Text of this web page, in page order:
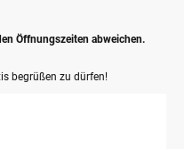
Öffnungszeiten abweichen.
begrüßen zu dürfen!